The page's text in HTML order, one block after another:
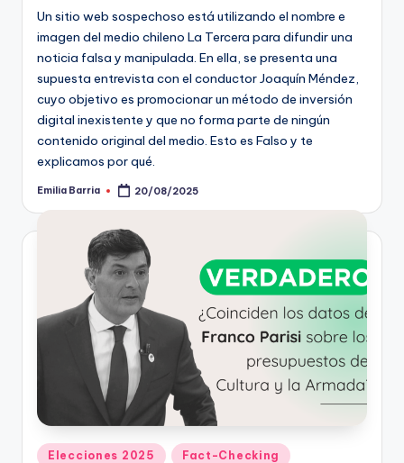
Un sitio web sospechoso está utilizando el nombre e
imagen del medio chileno La Tercera para difundir una
noticia falsa y manipulada. En ella, se presenta una
supuesta entrevista con el conductor Joaquín Méndez,
cuyo objetivo es promocionar un método de inversión
digital inexistente y que no forma parte de ningún
contenido original del medio. Esto es Falso y te
explicamos por qué.
Publicado
Emilia Barria 20/08/2025
Publicado
Elecciones 2025 Fact-Checking